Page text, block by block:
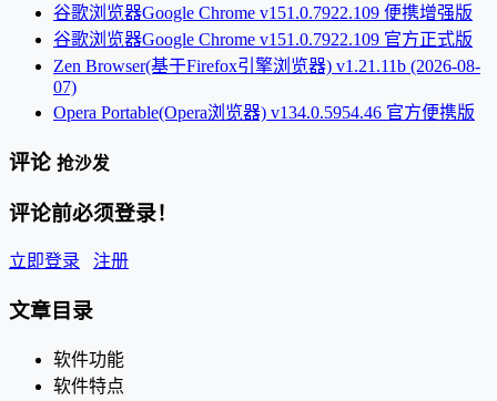
谷歌浏览器Google Chrome v151.0.7922.109 便携增强版
谷歌浏览器Google Chrome v151.0.7922.109 官方正式版
Zen Browser(基于Firefox引擎浏览器) v1.21.11b (2026-08-
07)
Opera Portable(Opera浏览器) v134.0.5954.46 官方便携版
评论 抢沙发
评论前必须登录！
立即登录 注册
文章目录
软件功能
软件特点